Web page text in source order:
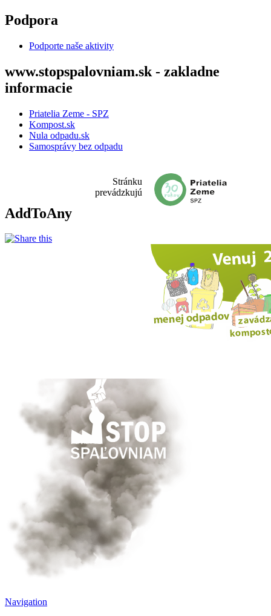
Skočiť na hlavný obsah
Podpora
Podporte naše aktivity
www.stopspalovniam.sk - zakladne
informacie
Priatelia Zeme - SPZ
Kompost.sk
Nula odpadu.sk
Samosprávy bez odpadu
Stránku
prevádzkujú
AddToAny
Navigation